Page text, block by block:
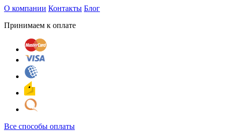
О компании Контакты Блог
Принимаем к оплате
Все способы оплаты